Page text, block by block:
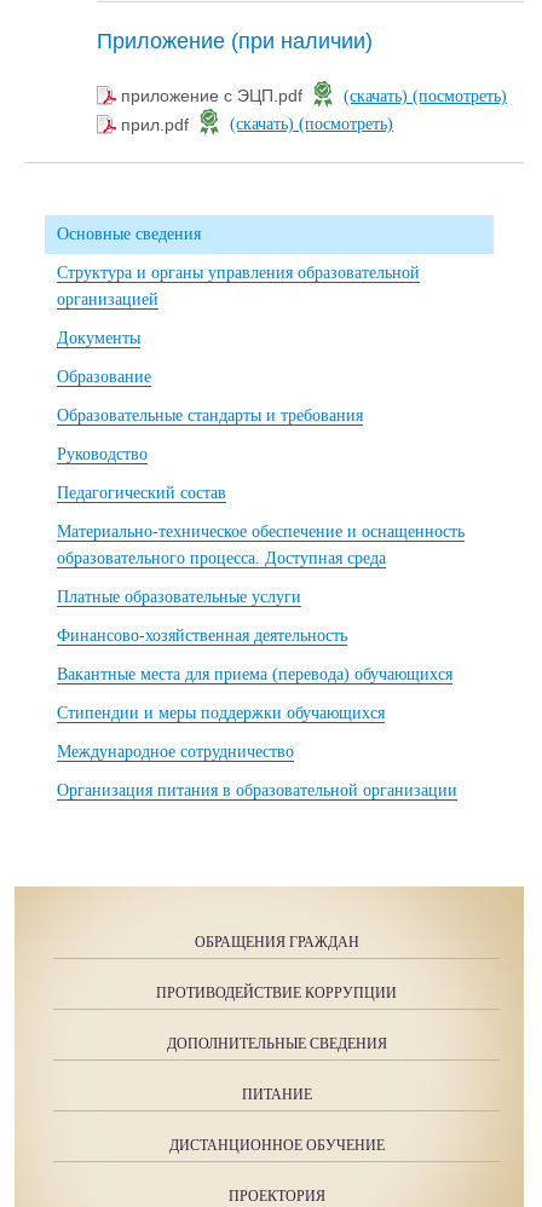
Приложение (при наличии)
приложение с ЭЦП.pdf (скачать) (посмотреть)
прил.pdf (скачать) (посмотреть)
Основные сведения
Структура и органы управления образовательной
организацией
Документы
Образование
Образовательные стандарты и требования
Руководство
Педагогический состав
Материально-техническое обеспечение и оснащенность
образовательного процесса. Доступная среда
Платные образовательные услуги
Финансово-хозяйственная деятельность
Вакантные места для приема (перевода) обучающихся
Стипендии и меры поддержки обучающихся
Международное сотрудничество
Организация питания в образовательной организации
ОБРАЩЕНИЯ ГРАЖДАН
ПРОТИВОДЕЙСТВИЕ КОРРУПЦИИ
ДОПОЛНИТЕЛЬНЫЕ СВЕДЕНИЯ
ПИТАНИЕ
ДИСТАНЦИОННОЕ ОБУЧЕНИЕ
ПРОЕКТОРИЯ